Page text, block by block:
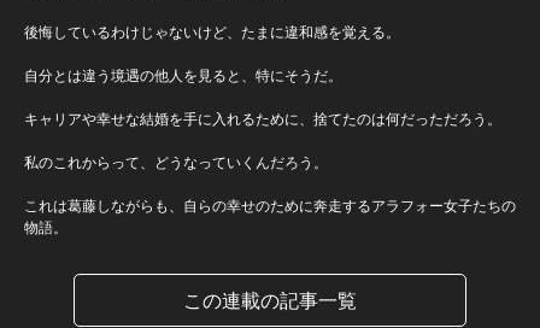
後悔しているわけじゃないけど、たまに違和感を覚える。
自分とは違う境遇の他人を見ると、特にそうだ。
キャリアや幸せな結婚を手に入れるために、捨てたのは何だっただろう。
私のこれからって、どうなっていくんだろう。
これは葛藤しながらも、自らの幸せのために奔走するアラフォー女子たちの
物語。
この連載の記事一覧